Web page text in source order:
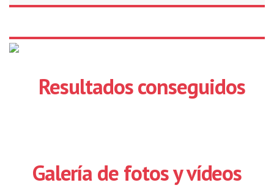
Resultados conseguidos
Galería de fotos y vídeos